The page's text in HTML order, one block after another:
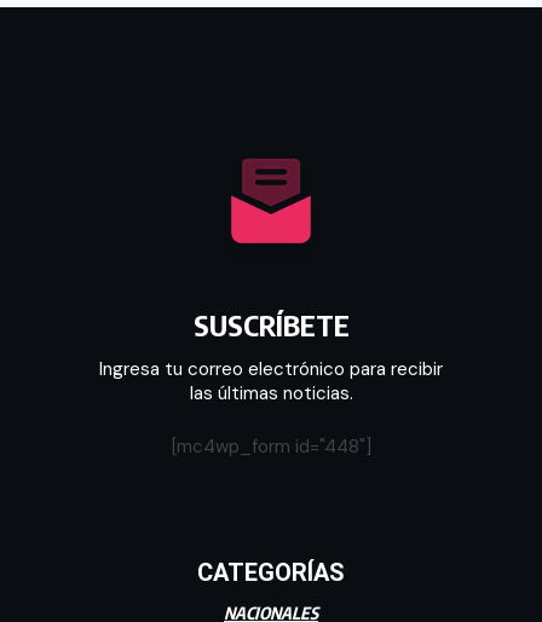
SUSCRÍBETE
Ingresa tu correo electrónico para recibir
las últimas noticias.
[mc4wp_form id="448"]
CATEGORÍAS
NACIONALES